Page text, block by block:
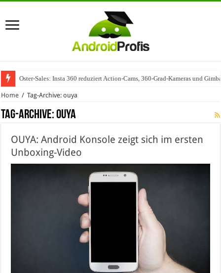
Oster-Sales: Insta 360 reduziert Action-Cams, 360-Grad-Kameras und
Home / Tag-Archive: ouya
Tag-Archive:ouya
OUYA: Android Konsole zeigt sich im ersten
Unboxing-Video